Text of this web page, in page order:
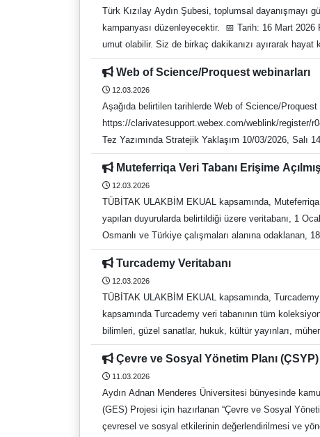
Türk Kızılay Aydın Şubesi, toplumsal dayanışmayı
kampanyası düzenleyecektir. 📅 Tarih: 16 Mart
umut olabilir. Siz de birkaç dakikanızı ayırarak
davet ediyoruz. Unutmayalım; kan acil değil, sürekli
Web of Science/Proquest webinarları
12.03.2026
Aşağıda belirtilen tarihlerde Web of Science/
https://clarivatesupport.webex.com/weblink/register/r0ee834e3be30ee31abd6b8b01983462c
Tez Yazımında Stratejik Yaklaşım 10/03/2026, Salı
ILIC - Türkçe Web of Science Core Collection
https://clarivatesupport.webex.com/weblink/register/
Etkin Kullanma Rehberi 18/03/2026, Çarşamba 14:30 60
ILIC - Türkçe Veriden Karara: Koleksiyon Yönetimi
https://clarivatesupport.webex.com/weblink/register/rccf2d55db5624ca3a581f23b88c6abdf
Okuma ve Kaynak Yönetimi İpuçları 26/03/2026,
Sunum: Handan ILIC – Türkçe Kütüphane Veri Tabanları Erişim Adresi Kütüphane Memnuniyet Anketi Kütüphane ve Dokümantasyon Daire Başkanlığı Recep Tayyip Erdoğan
Muteferriqa Veri Tabanı Erişime
12.03.2026
TÜBİTAK ULAKBİM EKUAL kapsamında,
yapılan duyurularda belirtildiği üzere veritabanı, 1
Osmanlı ve Türkiye çalışmaları alanına odaklanan,
160.000'i aşkın sayı, 1,5 milyondan fazla sayfa -
sunmakta olup Türkçe, Fransızca ve İngilizce
https://www.muteferriqa.com/ Kütüphane Veri
Dostu Kütüphanesi Web: https://
İ: https://www.instagram.com/adukutuphane/ Tel:
Turcademy Veritabanı
12.03.2026
TÜBİTAK ULAKBİM EKUAL kapsamında,
kapsamında Turcademy veri tabanının tüm
bilimleri, güzel sanatlar, hukuk, kültür yayınları,
Platformda yaklaşık 16.000 Türkçe akademik e-
Erişim Adresi Kütüphane Memnuniyet Anketi
E-posta: kutuph@adu.edu.tr f: https://
Çevre ve Sosyal Yönetim Planı
11.03.2026
Aydın Adnan Menderes Üniversitesi bünyesinde
(GES) Projesi için hazırlanan “Çevre ve Sosyal
çevresel ve sosyal etkilerinin değerlendirilmesi ve